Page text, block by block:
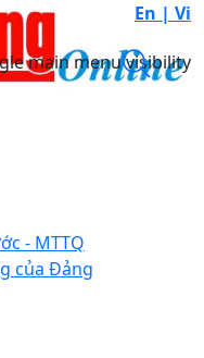
En | Vi
main menu visibility
- MTTQ
của Đảng